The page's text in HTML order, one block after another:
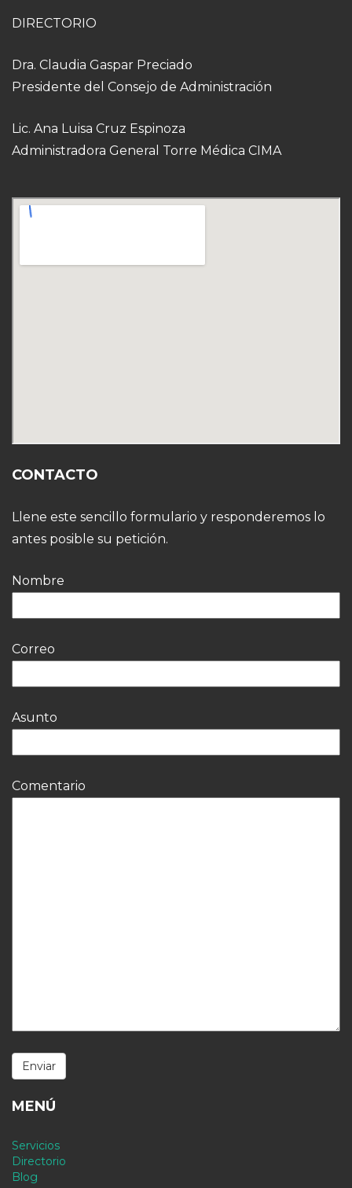
DIRECTORIO
Dra. Claudia Gaspar Preciado
Presidente del Consejo de Administración
Lic. Ana Luisa Cruz Espinoza
Administradora General Torre Médica CIMA
CONTACTO
Llene este sencillo formulario y responderemos lo
antes posible su petición.
Nombre
Correo
Asunto
Comentario
MENÚ
Servicios
Directorio
Blog